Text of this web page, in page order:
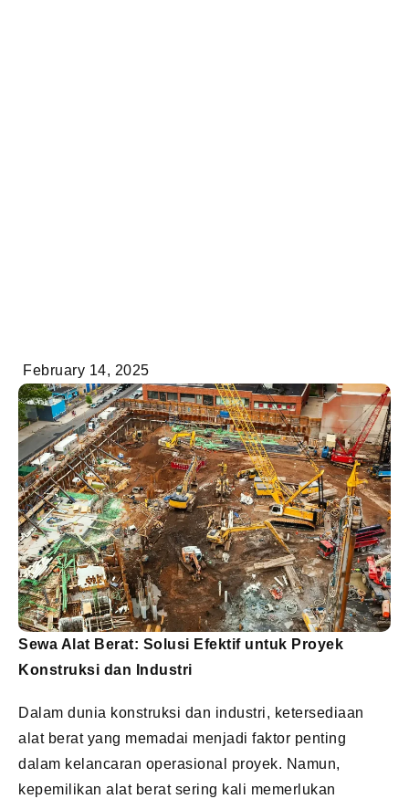
February 14, 2025
Sewa Alat Berat: Solusi Efektif untuk Proyek
Konstruksi dan Industri
Dalam dunia konstruksi dan industri, ketersediaan
alat berat yang memadai menjadi faktor penting
dalam kelancaran operasional proyek. Namun,
kepemilikan alat berat sering kali memerlukan